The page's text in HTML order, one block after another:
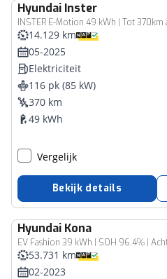
Hyundai Inster
14.129 km
05-2025
Elektriciteit
116 pk (85 kW)
370 km
49 kWh
Vergelijk
Bekijk details
Hyundai Kona
53.731 km
02-2023